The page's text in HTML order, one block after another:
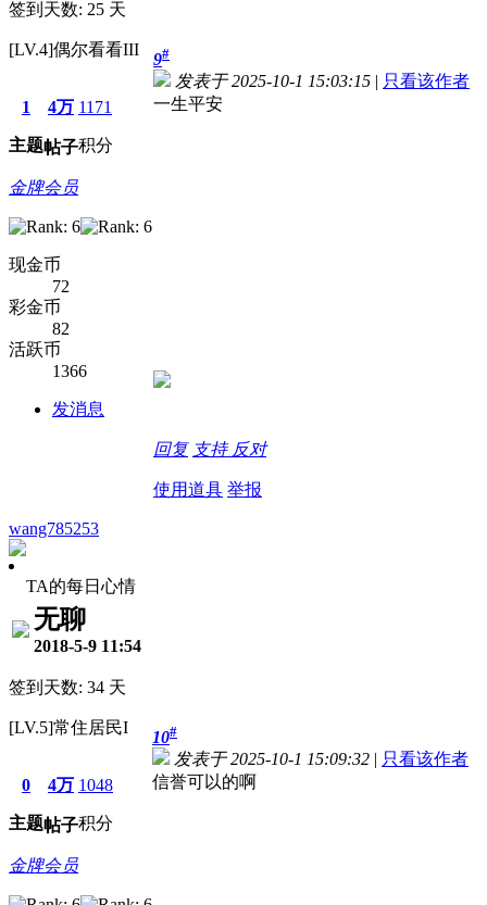
签到天数: 25 天
[LV.4]偶尔看看III
1
主题
4万
帖子
1171
积分
金牌会员
现金币
72
彩金币
82
活跃币
1366
发消息
9#
发表于 2025-10-1 15:03:15 | 只看该作者
一生平安
回复 支持 反对
使用道具 举报
wang785253
TA的每日心情
无聊
2018-5-9 11:54
签到天数: 34 天
[LV.5]常住居民I
0
主题
4万
帖子
1048
积分
金牌会员
10#
发表于 2025-10-1 15:09:32 | 只看该作者
信誉可以的啊